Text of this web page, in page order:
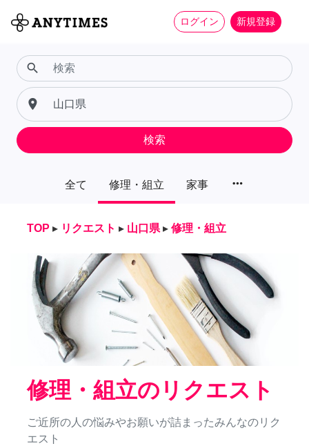
ログイン 新規登録
全て 修理・組立 家事 more_horiz
search
place
検索
TOP ▸ リクエスト ▸ 山口県 ▸ 修理・組立
修理・組立のリクエスト
ご近所の人の悩みやお願いが詰まったみんなのリク
エスト